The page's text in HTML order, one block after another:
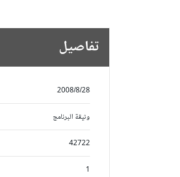
تفاصيل
2008/8/28
وثيقة البرنامج
42722
1